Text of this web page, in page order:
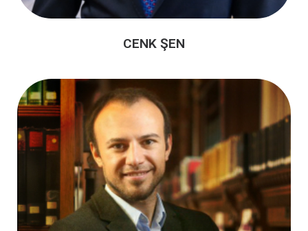
CENK ŞEN